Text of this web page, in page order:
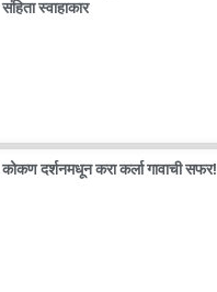
संहिता स्वाहाकार
कोकण दर्शनमधून करा कर्ला गावाची सफर!